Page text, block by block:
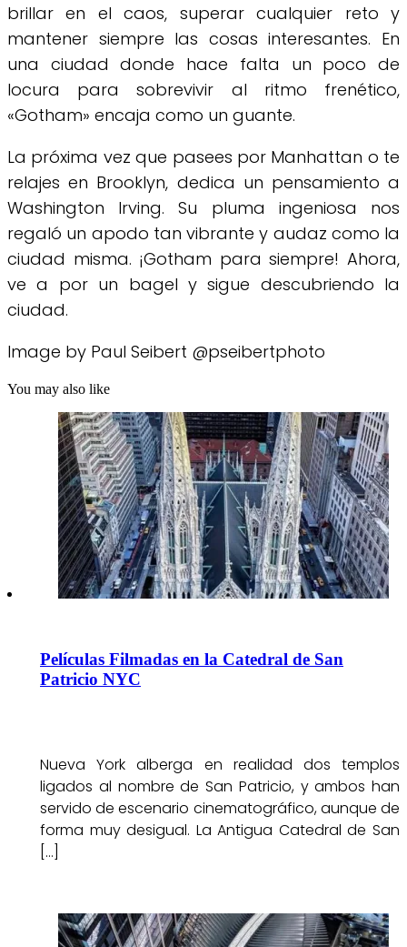
brillar en el caos, superar cualquier reto y
mantener siempre las cosas interesantes. En
una ciudad donde hace falta un poco de
locura para sobrevivir al ritmo frenético,
«Gotham» encaja como un guante.
La próxima vez que pasees por Manhattan o te
relajes en Brooklyn, dedica un pensamiento a
Washington Irving. Su pluma ingeniosa nos
regaló un apodo tan vibrante y audaz como la
ciudad misma. ¡Gotham para siempre! Ahora,
ve a por un bagel y sigue descubriendo la
ciudad.
Image by Paul Seibert @pseibertphoto
You may also like
Películas Filmadas en la Catedral de San
Patricio NYC
Nueva York alberga en realidad dos templos
ligados al nombre de San Patricio, y ambos han
servido de escenario cinematográfico, aunque de
forma muy desigual. La Antigua Catedral de San
[…]